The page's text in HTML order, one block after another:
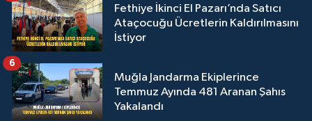
Fethiye İkinci El Pazarı’nda Satıcı
Ataçocuğu Ücretlerin Kaldırılmasını
İstiyor
Muğla Jandarma Ekiplerince
Temmuz Ayında 481 Aranan Şahıs
Yakalandı
6